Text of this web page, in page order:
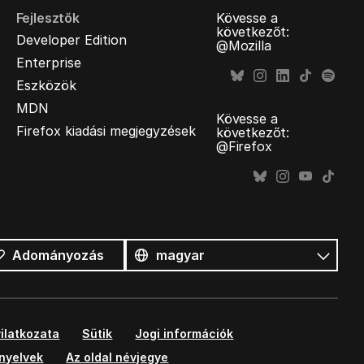
Fejlesztők
Developer Edition
Enterprise
Eszközök
MDN
Firefox kiadási megjegyzések
Kövesse a
következőt:
@Mozilla
Kövesse a
következőt:
@Firefox
Adományozás
nyelv
Nyelv
Sütik
Jogi információk
Az oldal névjegye